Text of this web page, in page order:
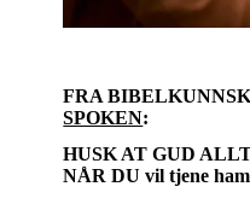
FRA
SPOKEN:
HUSK AT GUD
NÅR DU vil tjene ham